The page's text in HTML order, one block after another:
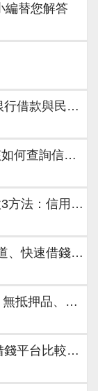
編替您解答
借款與民間
何查詢信用
方法：信用不
、快速借錢合
抵押品、身
平台比較、